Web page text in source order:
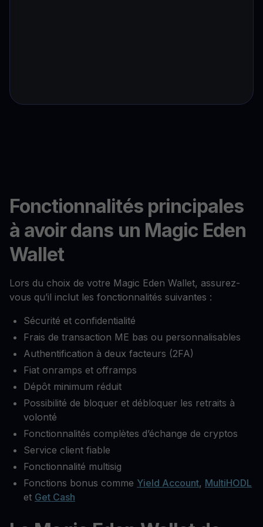
Fonctionnalités principales
à avoir dans un Magic Eden
Wallet
Lors du choix de votre Magic Eden Wallet, assurez-
vous qu’il inclut les fonctionnalités suivantes :
Sécurité et confidentialité
Frais de transaction ME bas ou personnalisables
Authentification à deux facteurs (2FA)
Fiat onramps et offramps
Dépôt minimum réduit
Possibilité de bloquer et débloquer les retraits à
volonté
Fonctionnalités complètes d’échange de cryptos
Service client fiable
Fonctionnalité multisig
Fonctions bonus comme Yield Account, MultiHODL
et Get Cash